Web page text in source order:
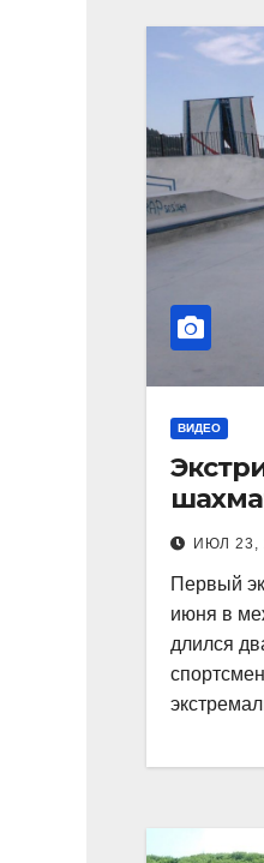
ВИДЕО
ИЮЛ 23,
Первый
июня в
длился